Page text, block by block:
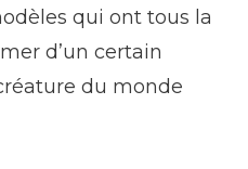
qui ont tous la
d’un certain
du monde